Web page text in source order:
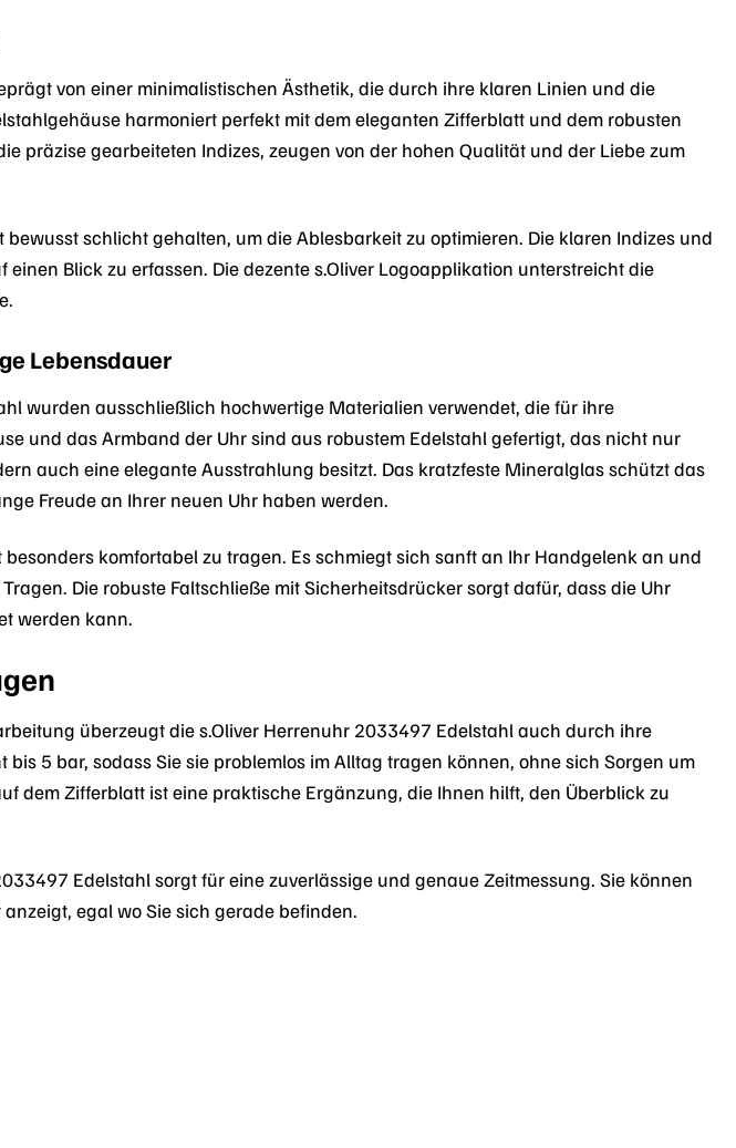
von einer minimalistischen Ästhetik, die durch ihre klaren Linien und die
harmoniert perfekt mit dem eleganten Zifferblatt und dem robusten
präzise gearbeiteten Indizes, zeugen von der hohen Qualität und der Liebe zum
schlicht gehalten, um die Ablesbarkeit zu optimieren. Die klaren Indizes und
Blick zu erfassen. Die dezente s.Oliver Logoapplikation unterstreicht die
Lebensdauer
wurden ausschließlich hochwertige Materialien verwendet, die für ihre
und das Armband der Uhr sind aus robustem Edelstahl gefertigt, das nicht nur
auch eine elegante Ausstrahlung besitzt. Das kratzfeste Mineralglas schützt das
Freude an Ihrer neuen Uhr haben werden.
komfortabel zu tragen. Es schmiegt sich sanft an Ihr Handgelenk an und
Die robuste Faltschließe mit Sicherheitsdrücker sorgt dafür, dass die Uhr
werden kann.
überzeugt die s.Oliver Herrenuhr 2033497 Edelstahl auch durch ihre
5 bar, sodass Sie sie problemlos im Alltag tragen können, ohne sich Sorgen um
dem Zifferblatt ist eine praktische Ergänzung, die Ihnen hilft, den Überblick zu
Edelstahl sorgt für eine zuverlässige und genaue Zeitmessung. Sie können
egal wo Sie sich gerade befinden.